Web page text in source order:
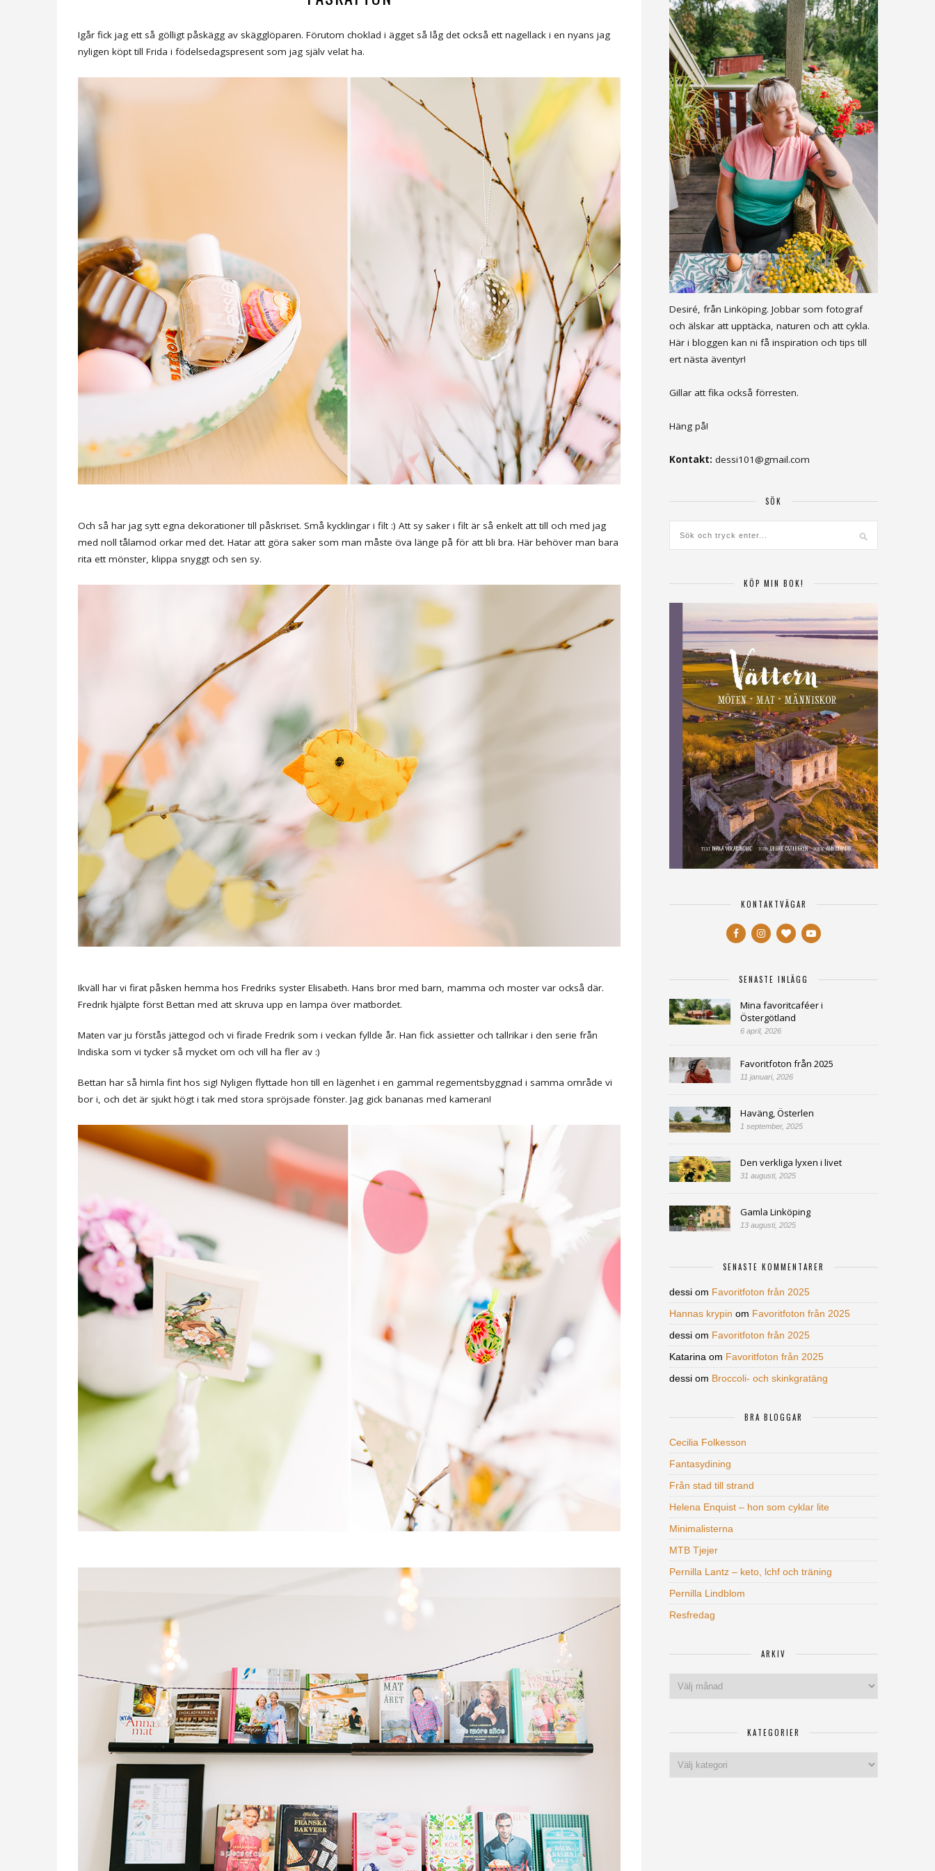
Igår fick jag ett så gölligt påskägg av skägglöparen. Förutom choklad i ägget så låg det också ett nagellack i en nyans jag
nyligen köpt till Frida i födelsedagspresent som jag själv velat ha.
Och så har jag sytt egna dekorationer till påskriset. Små kycklingar i filt :) Att sy saker i filt är så enkelt att till och med jag
med noll tålamod orkar med det. Hatar att göra saker som man måste öva länge på för att bli bra. Här behöver man bara
rita ett mönster, klippa snyggt och sen sy.
Ikväll har vi firat påsken hemma hos Fredriks syster Elisabeth. Hans bror med barn, mamma och moster var också där.
Fredrik hjälpte först Bettan med att skruva upp en lampa över matbordet.
Maten var ju förstås jättegod och vi firade Fredrik som i veckan fyllde år. Han fick assietter och tallrikar i den serie från
Indiska som vi tycker så mycket om och vill ha fler av :)
Bettan har så himla fint hos sig! Nyligen flyttade hon till en lägenhet i en gammal regementsbyggnad i samma område vi
bor i, och det är sjukt högt i tak med stora spröjsade fönster. Jag gick bananas med kameran!
Desiré, från Linköping. Jobbar som fotograf
och älskar att upptäcka, naturen och att cykla.
Här i bloggen kan ni få inspiration och tips till
ert nästa äventyr!
Gillar att fika också förresten.
Häng på!
Kontakt: dessi101@gmail.com
SÖK
KÖP MIN BOK!
KONTAKTVÄGAR
SENASTE INLÄGG
Mina favoritcaféer i
Östergötland
6 april, 2026
Favoritfoton från 2025
11 januari, 2026
Haväng, Österlen
1 september, 2025
Den verkliga lyxen i livet
31 augusti, 2025
Gamla Linköping
13 augusti, 2025
SENASTE KOMMENTARER
dessi om Favoritfoton från 2025
Hannas krypin om Favoritfoton från 2025
dessi om Favoritfoton från 2025
Katarina om Favoritfoton från 2025
dessi om Broccoli- och skinkgratäng
BRA BLOGGAR
Cecilia Folkesson
Fantasydining
Från stad till strand
Helena Enquist – hon som cyklar lite
Minimalisterna
MTB Tjejer
Pernilla Lantz – keto, lchf och träning
Pernilla Lindblom
Resfredag
ARKIV
KATEGORIER